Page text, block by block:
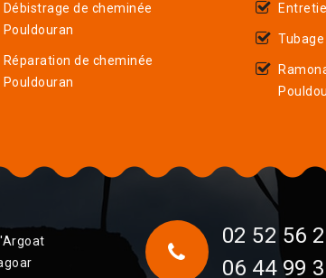
Débistrage de cheminée
Pouldouran
Réparation de cheminée
Pouldouran
02 52 56
06 44 99